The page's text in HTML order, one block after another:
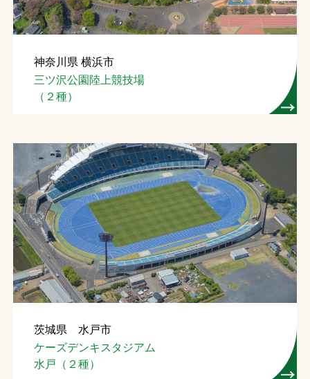
神奈川県 横浜市
三ツ沢公園陸上競技場
（２種）
茨城県 水戸市
ケーズデンキスタジアム
水戸（２種）